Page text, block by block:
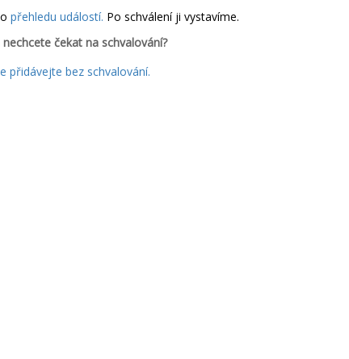
přehledu událostí. Po schválení ji vystavíme.
čekat na schvalování?
přidávejte bez schvalování.